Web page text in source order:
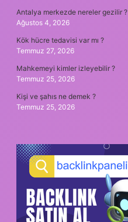
Antalya merkezde nereler gezilir ?
Ağustos 4, 2026
Kök hücre tedavisi var mı ?
Temmuz 27, 2026
Mahkemeyi kimler izleyebilir ?
Temmuz 25, 2026
Kişi ve şahıs ne demek ?
Temmuz 25, 2026